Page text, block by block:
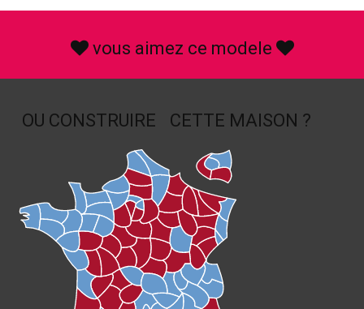
vous aimez ce modele
OU CONSTRUIRE CETTE MAISON ?